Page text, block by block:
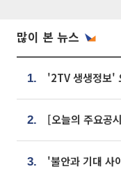
많이 본 뉴스
1.
2.
3.